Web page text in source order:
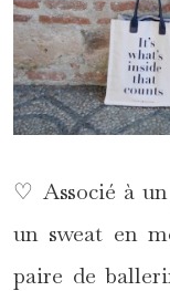
♡ Associé à
un sweat en
paire de